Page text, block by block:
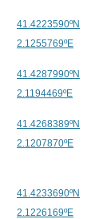
41.4223590ºN
2.1255769ºE
41.4287990ºN
2.1194469ºE
41.4268389ºN
2.1207870ºE
41.4233690ºN
2.1226169ºE